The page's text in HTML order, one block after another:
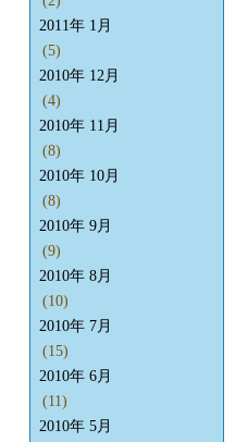
2011年 1月
(5)
2010年 12月
(4)
2010年 11月
(8)
2010年 10月
(8)
2010年 9月
(9)
2010年 8月
(10)
2010年 7月
(15)
2010年 6月
(11)
2010年 5月